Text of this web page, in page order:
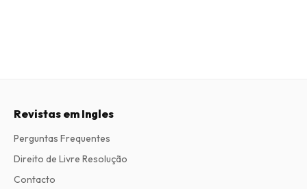
Revistas em Ingles
Perguntas Frequentes
Direito de Livre Resolução
Contacto